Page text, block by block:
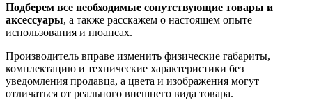
Подберем все необходимые сопутствующие товары и
аксессуары, а также расскажем о настоящем опыте
использования и нюансах.
Производитель вправе изменить физические габариты,
комплектацию и технические характеристики без
уведомления продавца, а цвета и изображения могут
отличаться от реального внешнего вида товара.